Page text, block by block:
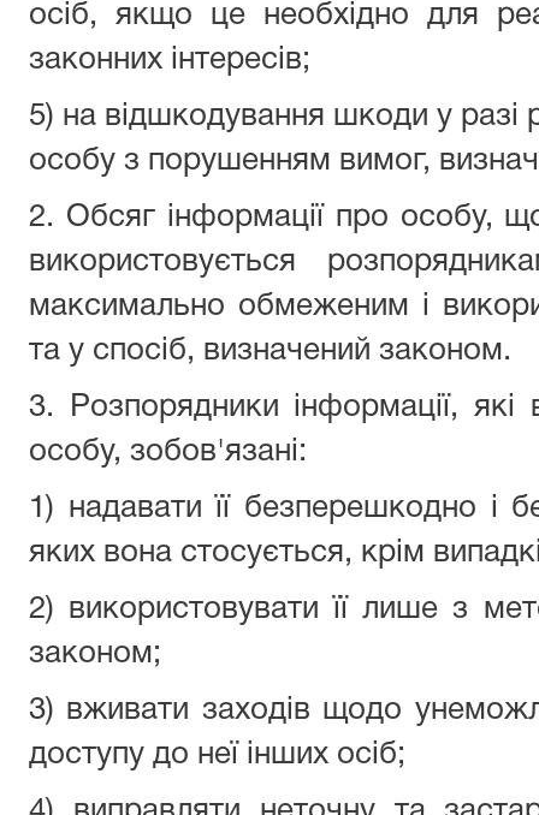
осіб, якщо це необхідно для
законних інтересів;
5) на відшкодування шкоди у разі
особу з порушенням вимог,
2. Обсяг інформації про особу,
використовується
максимально обмеженим і
та у спосіб, визначений законом.
3. Розпорядники інформації,
особу, зобов'язані:
1) надавати її безперешкодно і
яких вона стосується, крім
2) використовувати її лише з
законом;
3) вживати заходів щодо
доступу до неї інших осіб;